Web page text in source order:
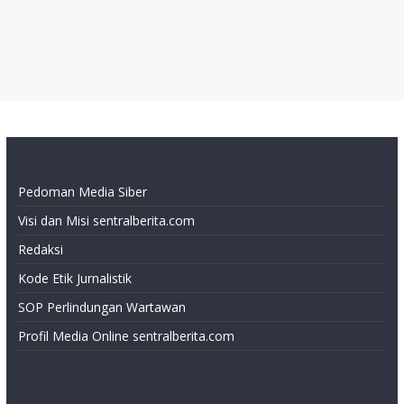
Pedoman Media Siber
Visi dan Misi sentralberita.com
Redaksi
Kode Etik Jurnalistik
SOP Perlindungan Wartawan
Profil Media Online sentralberita.com